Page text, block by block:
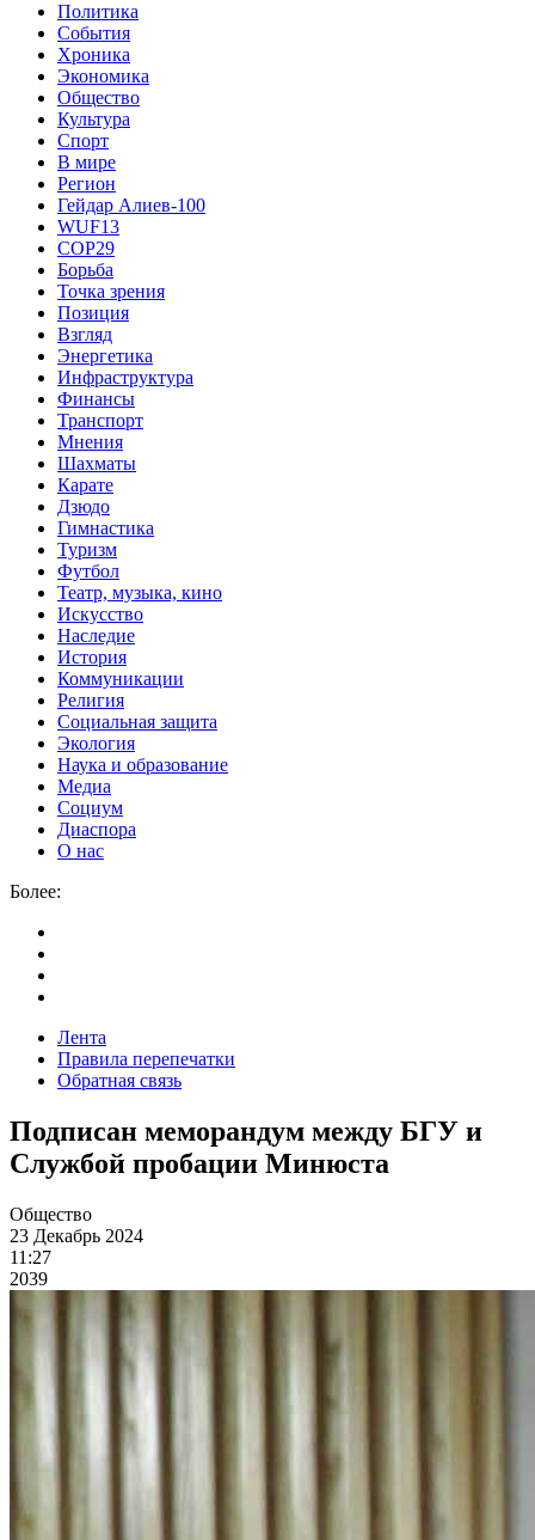
Политика
События
Хроника
Экономика
Общество
Культура
Спорт
В мире
Регион
Гейдар Алиев-100
WUF13
COP29
Борьба
Точка зрения
Позиция
Взгляд
Энергетика
Инфраструктура
Финансы
Транспорт
Мнения
Шахматы
Карате
Дзюдо
Гимнастика
Туризм
Футбол
Театр, музыка, кино
Искусство
Наследие
История
Коммуникации
Религия
Социальная защита
Экология
Наука и образование
Медиа
Социум
Диаспора
О нас
Более:
Лента
Правила перепечатки
Обратная связь
Подписан меморандум между БГУ и
Службой пробации Минюста
Общество
23 Декабрь 2024
11:27
2039